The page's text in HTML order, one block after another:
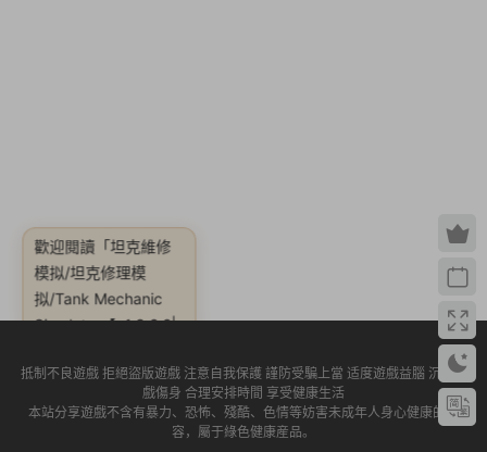
抵制不良遊戲 拒絕盜版遊戲 注意自我保護 謹防受騙上當 适度遊戲益腦 沉迷遊
戲傷身 合理安排時間 享受健康生活
本站分享遊戲不含有暴力、恐怖、殘酷、色情等妨害未成年人身心健康的内
容，屬于綠色健康産品。
歡迎閱讀 「坦克維修
模拟/坦克修理模
拟/Tank Mechanic
Simulator【v1.3.2.2|
容量11.2GB|官方簡體
中文】」